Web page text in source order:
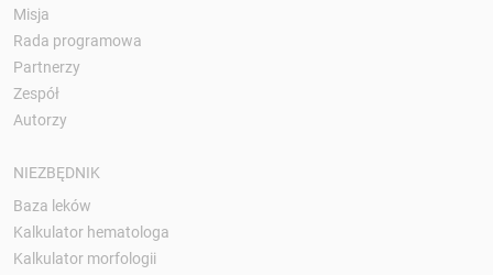
Misja
Rada programowa
Partnerzy
Zespół
Autorzy
NIEZBĘDNIK
Baza leków
Kalkulator hematologa
Kalkulator morfologii